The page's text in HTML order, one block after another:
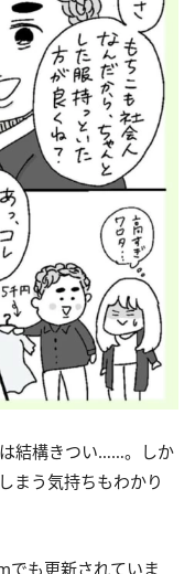
結構きつい……。しか
まう気持ちもわかり
も更新されていま